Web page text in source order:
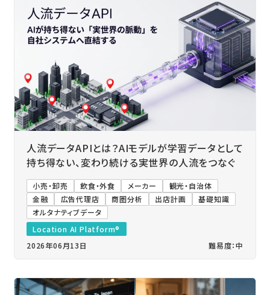
人流データAPIとは？AIモデルが学習データとして
持ち得ない、変わり続ける実世界の人流をつなぐ
小売・卸売 飲食・外食 メーカー
観光・自治体
金融
広告代理店 商圏分析 出店計画
基礎知識
オルタナティブデータ
Location AI Platform®
2026年06月13日
難易度：中